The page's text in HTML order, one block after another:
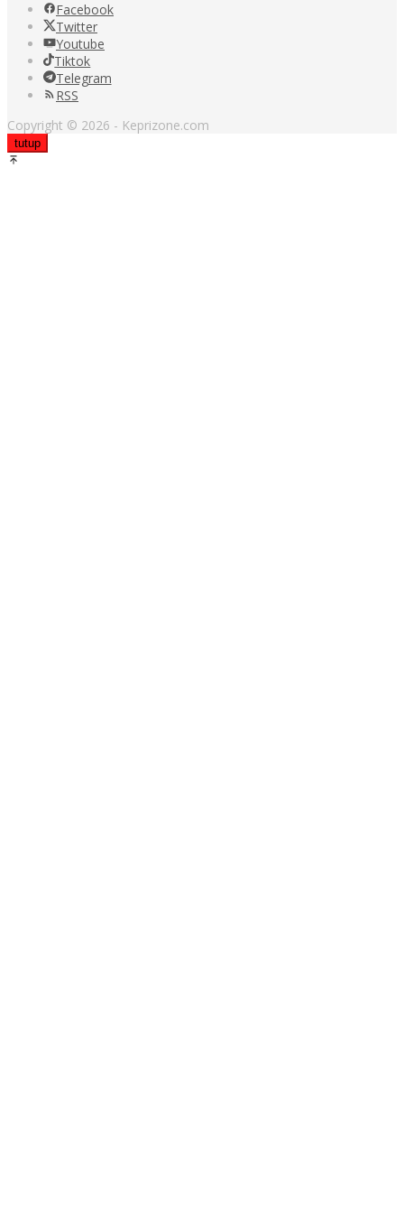
Facebook
Twitter
Youtube
Tiktok
Telegram
RSS
Copyright © 2026 - Keprizone.com
tutup